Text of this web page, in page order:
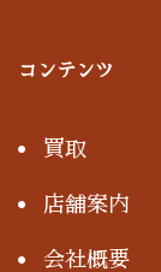
コンテンツ
買取
店舗案内
会社概要